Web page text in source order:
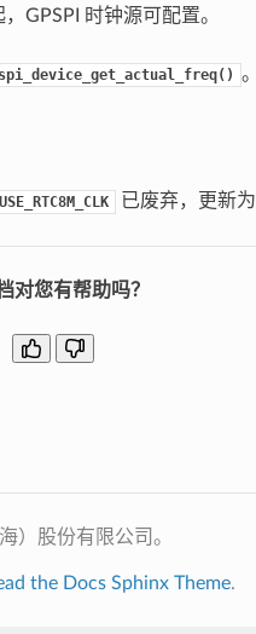
GPSPI 时钟源可配置。
spi_device_get_actual_freq() 。
已废弃，更新为
对您有帮助吗？
）股份有限公司。
the Docs Sphinx Theme.